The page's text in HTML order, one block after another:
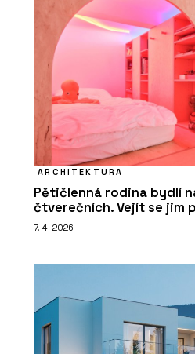
ARCHITEKTURA
Pětičlenná rodina bydlí
čtverečních. Vejít se jim
7. 4. 2026